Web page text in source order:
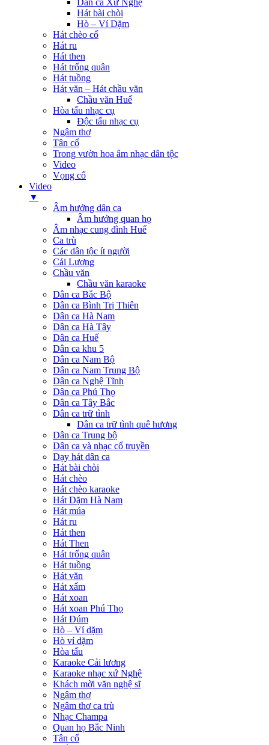
Dân ca Xứ Nghệ
Hát bài chòi
Hò – Ví Dặm
Hát chèo cổ
Hát ru
Hát then
Hát trống quân
Hát tuồng
Hát văn – Hát chầu văn
Chầu văn Huế
Hòa tấu nhạc cụ
Độc tấu nhạc cụ
Ngâm thơ
Tân cổ
Trong vườn hoa âm nhạc dân tộc
Video
Vọng cổ
Video
▼
Âm hưởng dân ca
Âm hưởng quan họ
Âm nhạc cung đình Huế
Ca trù
Các dân tộc ít người
Cải Lương
Chầu văn
Chầu văn karaoke
Dân ca Bắc Bộ
Dân ca Bình Trị Thiên
Dân ca Hà Nam
Dân ca Hà Tây
Dân ca Huế
Dân ca khu 5
Dân ca Nam Bộ
Dân ca Nam Trung Bộ
Dân ca Nghệ Tĩnh
Dân ca Phú Thọ
Dân ca Tây Bắc
Dân ca trữ tình
Dân ca trữ tình quê hương
Dân ca Trung bộ
Dân ca và nhạc cổ truyền
Dạy hát dân ca
Hát bài chòi
Hát chèo
Hát chèo karaoke
Hát Dặm Hà Nam
Hát múa
Hát ru
Hát then
Hát Then
Hát trống quân
Hát tuồng
Hát văn
Hát xẩm
Hát xoan
Hát xoan Phú Thọ
Hát Đúm
Hò – Ví dặm
Hò ví dặm
Hòa tấu
Karaoke Cải lương
Karaoke nhạc xứ Nghệ
Khách mời văn nghệ sĩ
Ngâm thơ
Ngâm thơ ca trù
Nhạc Champa
Quan họ Bắc Ninh
Tân cổ